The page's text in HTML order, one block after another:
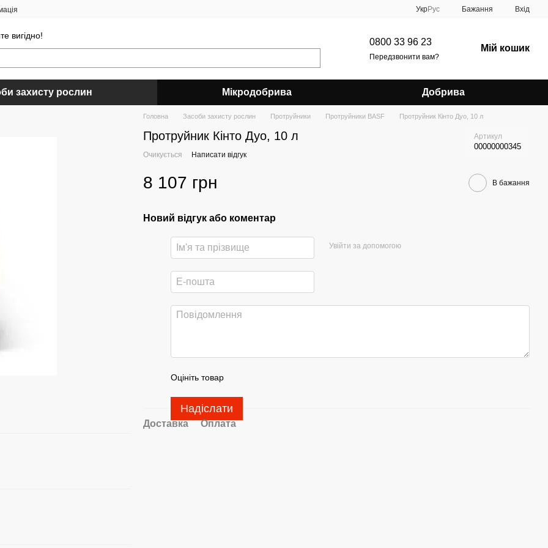
УкрРус Бажання Вхід
вигідно!
0800 33 96 23
Передзвонити вам?
Мій кошик
захисту рослин Мікродобрива Добрива
Головна Засоби захисту рослин Протруйники Протруйники BASF Протруйник Кінто Дуо, 10 л
Протруйник Кінто Дуо, 10 л Артикул
00000000345
Очикується Написати відгук
8 107 грн В бажання
Новий відгук або коментар
Увійти за допомогою
Оцініть товар
Надіслати
Доставка Оплата